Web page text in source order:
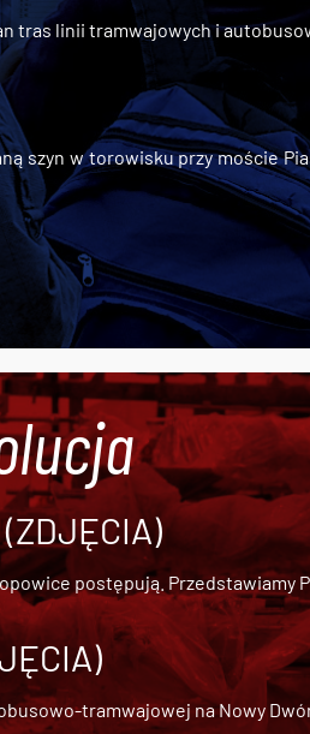
linii tramwajowych i
szyn w torowisku przy moście
postępują. Przedstawiamy
tramwajowej na Nowy